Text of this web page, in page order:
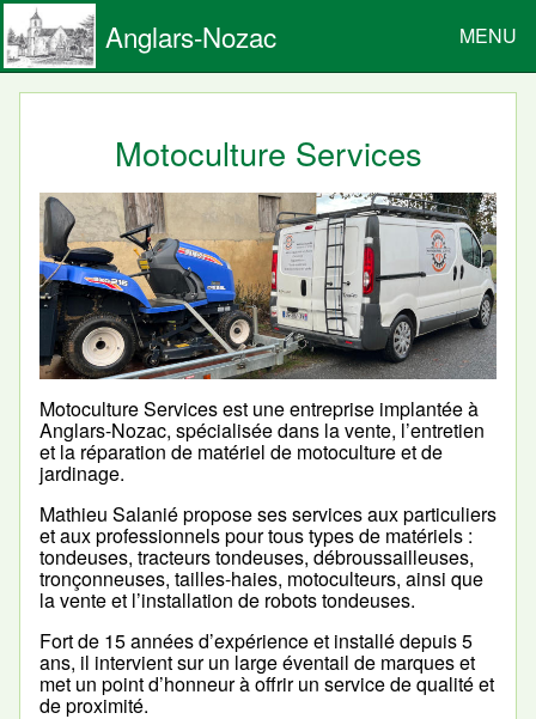
Anglars-Nozac MENU
Motoculture Services
Motoculture Services est une entreprise implantée à
Anglars-Nozac, spécialisée dans la vente, l’entretien
et la réparation de matériel de motoculture et de
jardinage.
Mathieu Salanié propose ses services aux particuliers
et aux professionnels pour tous types de matériels :
tondeuses, tracteurs tondeuses, débroussailleuses,
tronçonneuses, tailles-haies, motoculteurs, ainsi que
la vente et l’installation de robots tondeuses.
Fort de 15 années d’expérience et installé depuis 5
ans, il intervient sur un large éventail de marques et
met un point d’honneur à offrir un service de qualité et
de proximité.